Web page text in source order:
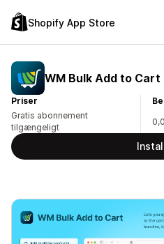
Shopify App Store
WM Bulk Add to Cart
Priser
Gratis abonnement
tilgængeligt
0,0